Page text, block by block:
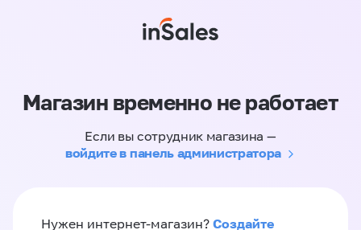
Магазин временно не работает
Если вы сотрудник магазина —
войдите в панель администратора
Нужен интернет-магазин? Создайте